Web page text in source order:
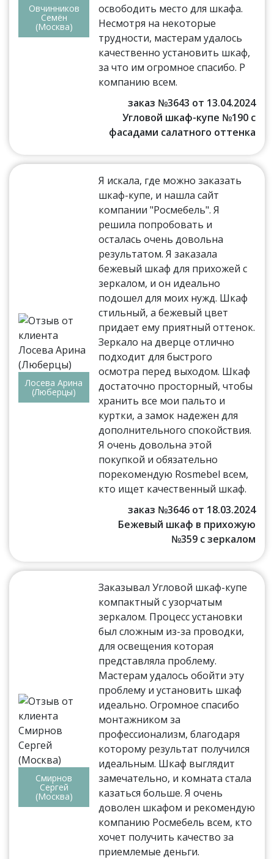
Овчинников
Семён
(Москва)
освободить место для шкафа.
Несмотря на некоторые
трудности, мастерам удалось
качественно установить шкаф,
за что им огромное спасибо. Р
компанию всем.
заказ №3643 от 13.04.2024
Угловой шкаф-купе №190 с
фасадами салатного оттенка
Лосева Арина
(Люберцы)
Я искала, где можно заказать
шкаф-купе, и нашла сайт
компании "Росмебель". Я
решила попробовать и
осталась очень довольна
результатом. Я заказала
бежевый шкаф для прихожей с
зеркалом, и он идеально
подошел для моих нужд. Шкаф
стильный, а бежевый цвет
придает ему приятный оттенок.
Зеркало на дверце отлично
подходит для быстрого
осмотра перед выходом. Шкаф
достаточно просторный, чтобы
хранить все мои пальто и
куртки, а замок надежен для
дополнительного спокойствия.
Я очень довольна этой
покупкой и обязательно
порекомендую Rosmebel всем,
кто ищет качественный шкаф.
заказ №3646 от 18.03.2024
Бежевый шкаф в прихожую
№359 с зеркалом
Смирнов
Сергей
(Москва)
Заказывал Угловой шкаф-купе
компактный с узорчатым
зеркалом. Процесс установки
был сложным из-за проводки,
для освещения которая
представляла проблему.
Мастерам удалось обойти эту
проблему и установить шкаф
идеально. Огромное спасибо
монтажником за
профессионализм, благодаря
которому результат получился
идеальным. Шкаф выглядит
замечательно, и комната стала
казаться больше. Я очень
доволен шкафом и рекомендую
компанию Росмебель всем, кто
хочет получить качество за
приемлемые деньги.